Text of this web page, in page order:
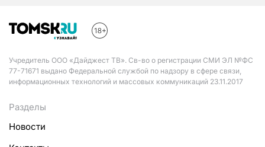
Учредитель ООО «Дайджест ТВ». Св-во о регистрации СМИ ЭЛ №ФС
77-71671 выдано Федеральной службой по надзору в сфере связи,
информационных технологий и массовых коммуникаций 23.11.2017
Разделы
Новости